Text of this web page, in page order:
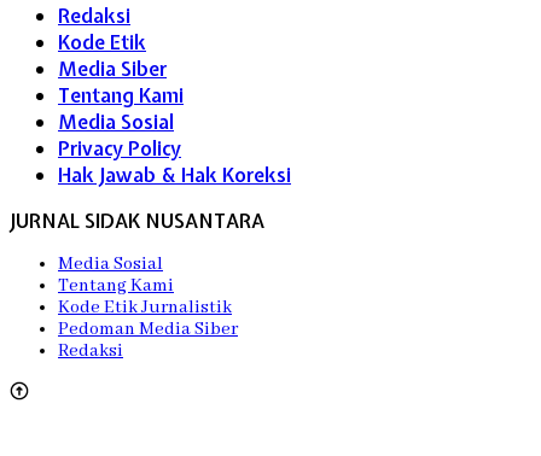
Redaksi
Kode Etik
Media Siber
Tentang Kami
Media Sosial
Privacy Policy
Hak Jawab & Hak Koreksi
JURNAL SIDAK NUSANTARA
Media Sosial
Tentang Kami
Kode Etik Jurnalistik
Pedoman Media Siber
Redaksi